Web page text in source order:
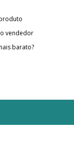
vendedor
barato?